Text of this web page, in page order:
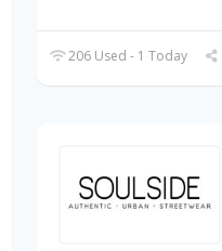
206 Used - 1 Today